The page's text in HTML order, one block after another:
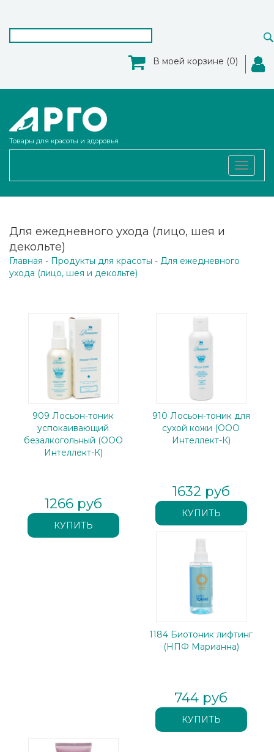
В моей корзине (0)
Товары для красоты и здоровья
Toggle
Для ежедневного ухода (лицо, шея и
декольте)
Главная - Продукты для красоты - Для ежедневного
ухода (лицо, шея и декольте)
909 Лосьон-тоник
успокаивающий
безалкогольный (ООО
Интеллект-К)
1266 руб
910 Лосьон-тоник для
сухой кожи (ООО
Интеллект-К)
1632 руб
1184 Биотоник лифтинг
(НПФ Марианна)
744 руб